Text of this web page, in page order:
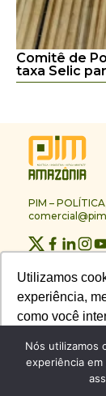
Utilizamos
experiência,
como você
Recusar
Utilizamos
experiência,
como você
Recusar
Comitê de
taxa Selic
PIM –
Contato
Publicidade
Melhores
Circuito PIM
Nós utilizamos
experiência